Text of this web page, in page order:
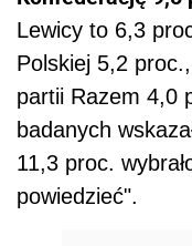
Lewicy to 6,3
Polskiej 5,2
partii Razem 4,0
badanych
11,3 proc.
powiedzieć".